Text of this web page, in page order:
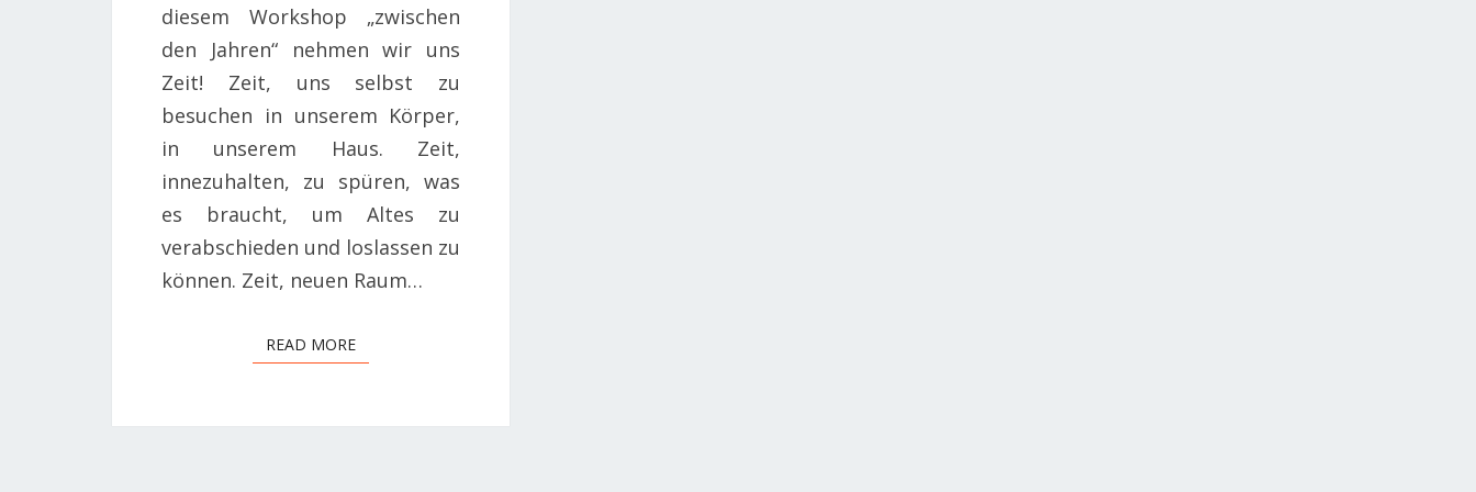
diesem Workshop „zwischen
den Jahren“ nehmen wir uns
Zeit! Zeit, uns selbst zu
besuchen in unserem Körper,
in unserem Haus. Zeit,
innezuhalten, zu spüren, was
es braucht, um Altes zu
verabschieden und loslassen zu
können. Zeit, neuen Raum…
READ MOREREAD MORE